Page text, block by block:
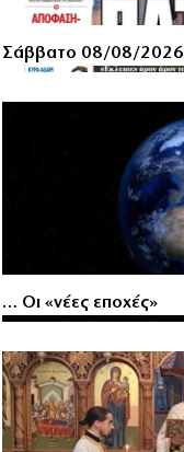
Σάββατο 08/08/2026
… Οι «νέες εποχές»